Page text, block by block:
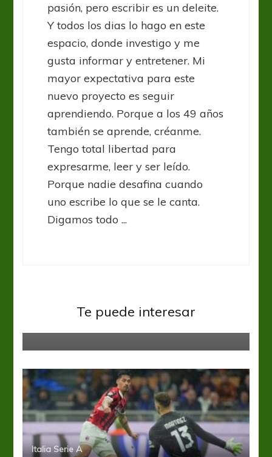
pasión, pero escribir es un deleite.
Y todos los dias lo hago en este
espacio, donde investigo y me
gusta informar y entretener. Mi
mayor expectativa para este
nuevo proyecto es seguir
aprendiendo. Porque a los 49 años
también se aprende, créanme.
Tengo total libertad para
expresarme, leer y ser leído.
Porque nadie desafina cuando
uno escribe lo que se le canta.
Digamos todo ...
Te puede interesar
Serie A: Fiorentina le quitó el
Italia Serie A